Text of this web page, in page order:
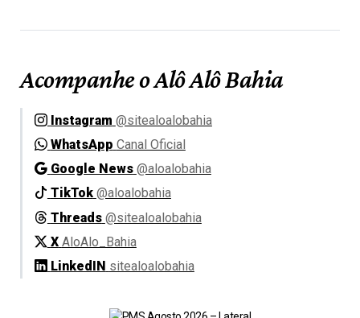
Acompanhe o Alô Alô Bahia
Instagram @sitealoalobahia
WhatsApp Canal Oficial
Google News @aloalobahia
TikTok @aloalobahia
Threads @sitealoalobahia
X AloAlo_Bahia
LinkedIN sitealoalobahia